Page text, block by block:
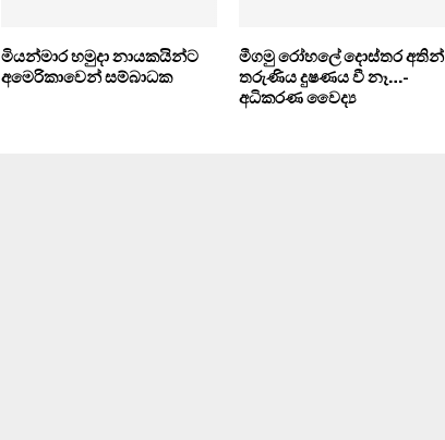
මියන්මාර හමුදා නායකයින්ට
අමෙරිකාවෙන් සම්බාධක
මීගමු රෝහලේ දොස්තර අතින්
තරුණිය දුෂණය වී නෑ…-
අධිකරණ වෛද්‍ය